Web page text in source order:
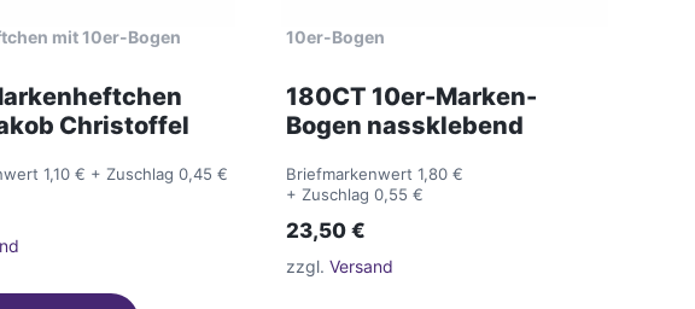
mit 10er-Bogen
Christoffel
1,10 € + Zuschlag 0,45 €
10er-Bogen
180CT 10er-Marken-
Bogen nassklebend
Briefmarkenwert 1,80 €
+ Zuschlag 0,55 €
23,50 €
zzgl. Versand